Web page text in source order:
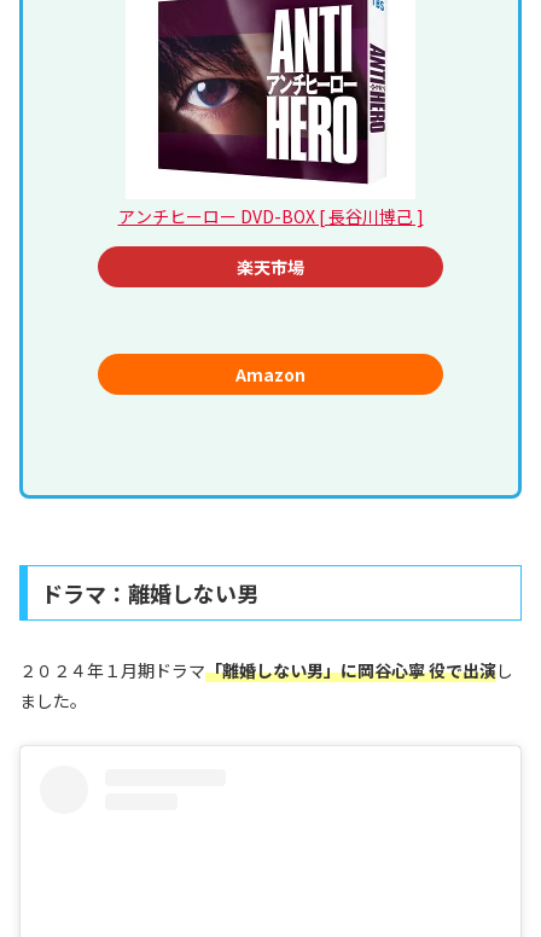
アンチヒーロー DVD-BOX [ 長谷川博己 ]
楽天市場
Amazon
ドラマ：離婚しない男
２０２４年１月期ドラマ「離婚しない男」に岡谷心寧 役で出演し
ました。